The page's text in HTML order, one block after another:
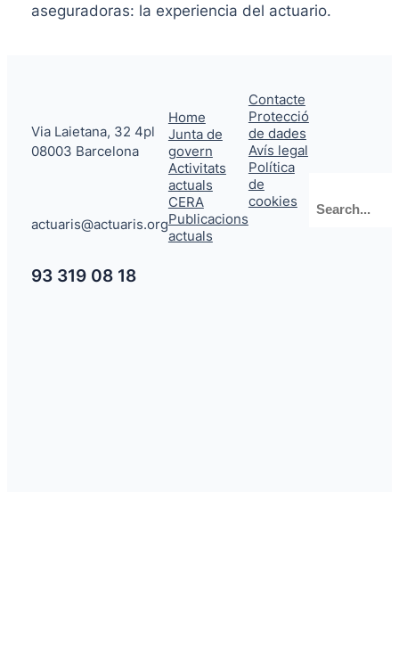
aseguradoras: la experiencia del actuario.
Via Laietana, 32 4pl
08003 Barcelona
actuaris@actuaris.org
93 319 08 18
Home
Junta de
govern
Activitats
actuals
CERA
Publicacions
actuals
Contacte
Protecció
de dades
Avís legal
Política
de
cookies